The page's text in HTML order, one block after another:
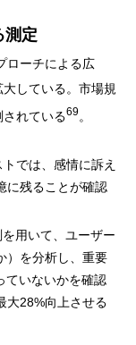
測定
ローチによる広
している。市場規
れている69。
では、感情に訴え
に残ることが確認
用いて、ユーザー
）を分析し、重要
ていないかを確認
大28%向上させる